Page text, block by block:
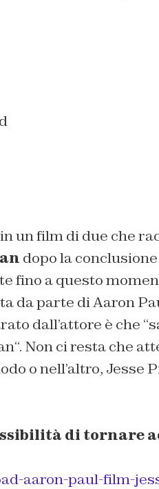
un film di due che
dopo la
fino a questo
da parte di Aaron
dall’attore è che “
“. Non ci resta che
o nell’altro, Jesse
di tornare
aaron-paul-film-